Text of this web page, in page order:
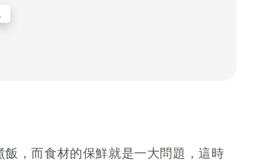
飯，而食材的保鮮就是一大問題，這時